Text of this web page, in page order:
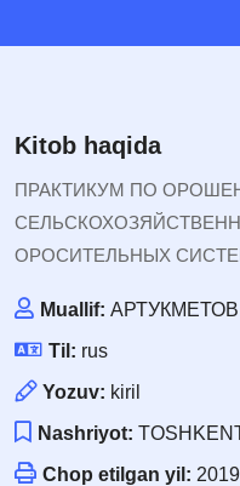
Kitob haqida
ПРАКТИКУМ ПО
ОРОСИТЕЛЬНЫХ
Muallif: АРТУКМЕТОВ
Til: rus
Yozuv: kiril
Nashriyot:
Chop etilgan yil: 2019